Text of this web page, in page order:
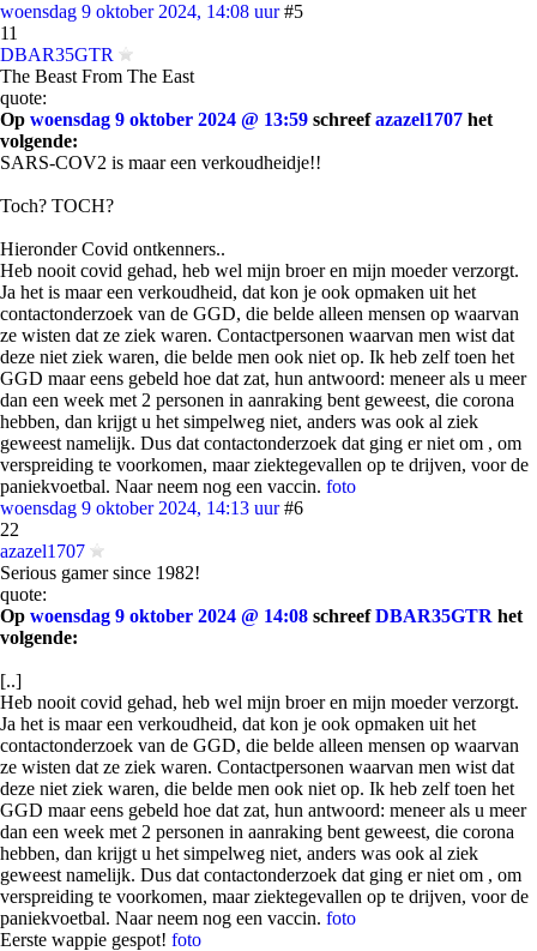
woensdag 9 oktober 2024, 14:08 uur #5
11
DBAR35GTR
The Beast From The East
quote:
Op woensdag 9 oktober 2024 @ 13:59 schreefazazel1707 het
volgende:
SARS-COV2 is maar een verkoudheidje!!
Toch? TOCH?
Hieronder Covid ontkenners..
Heb nooit covid gehad, heb wel mijn broer en mijn moeder verzorgt.
Ja het is maar een verkoudheid, dat kon je ook opmaken uit het
contactonderzoek van de GGD, die belde alleen mensen op waarvan
ze wisten dat ze ziek waren. Contactpersonen waarvan men wist dat
deze niet ziek waren, die belde men ook niet op. Ik heb zelf toen het
GGD maar eens gebeld hoe dat zat, hun antwoord: meneer als u meer
dan een week met 2 personen in aanraking bent geweest, die corona
hebben, dan krijgt u het simpelweg niet, anders was ook al ziek
geweest namelijk. Dus dat contactonderzoek dat ging er niet om , om
verspreiding te voorkomen, maar ziektegevallen op te drijven, voor de
paniekvoetbal. Naar neem nog een vaccin. foto
woensdag 9 oktober 2024, 14:13 uur #6
22
azazel1707
Serious gamer since 1982!
quote:
Op woensdag 9 oktober 2024 @ 14:08 schreefDBAR35GTR het
volgende:
[..]
Heb nooit covid gehad, heb wel mijn broer en mijn moeder verzorgt.
Ja het is maar een verkoudheid, dat kon je ook opmaken uit het
contactonderzoek van de GGD, die belde alleen mensen op waarvan
ze wisten dat ze ziek waren. Contactpersonen waarvan men wist dat
deze niet ziek waren, die belde men ook niet op. Ik heb zelf toen het
GGD maar eens gebeld hoe dat zat, hun antwoord: meneer als u meer
dan een week met 2 personen in aanraking bent geweest, die corona
hebben, dan krijgt u het simpelweg niet, anders was ook al ziek
geweest namelijk. Dus dat contactonderzoek dat ging er niet om , om
verspreiding te voorkomen, maar ziektegevallen op te drijven, voor de
paniekvoetbal. Naar neem nog een vaccin. foto
Eerste wappie gespot! foto